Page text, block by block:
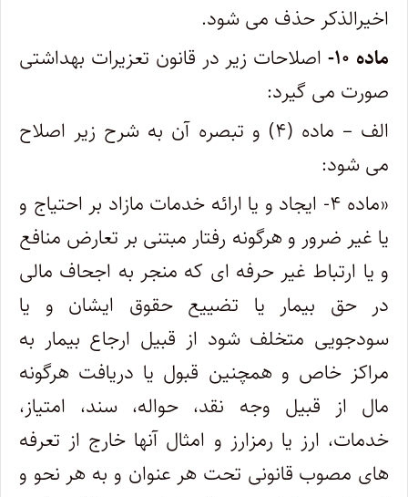
اخیرالذکر حذف می شود.
ماده ۱۰-
اصلاحات زیر در قانون تعزیرات بهداشتی
صورت می گیرد:
الف – ماده (۴) و تبصره آن به شرح زیر اصلاح
می شود:
«ماده ۴- ایجاد و یا ارائه خدمات مازاد بر احتیاج و
یا غیر ضرور و هرگونه رفتار مبتنی بر تعارض منافع
و یا ارتباط غیر حرفه ای که منجر به اجحاف مالی
در حق بیمار یا تضییع حقوق ایشان و یا
سودجویی متخلف شود از قبیل ارجاع بیمار به
مراکز خاص و همچنین قبول یا دریافت هرگونه
مال از قبیل وجه نقد، حواله، سند، امتیاز،
خدمات، ارز یا رمزارز و امثال آنها خارج از تعرفه
های مصوب قانونی تحت هر عنوان و به هر نحو و